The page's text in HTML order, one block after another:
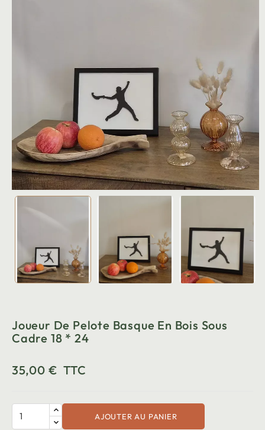
Joueur De Pelote Basque En Bois Sous
Cadre 18 * 24
35,00 € TTC
AJOUTER AU PANIER